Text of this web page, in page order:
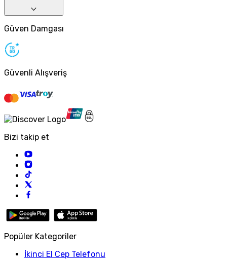
Güven Damgası
Güvenli Alışveriş
Bizi takip et
Popüler Kategoriler
İkinci El Cep Telefonu